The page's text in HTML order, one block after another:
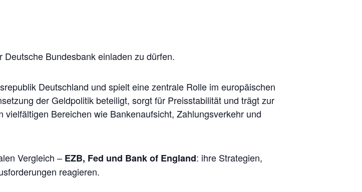
Bundesbank einladen zu dürfen.
Deutschland und spielt eine zentrale Rolle im europäischen
der Geldpolitik beteiligt, sorgt für Preisstabilität und trägt zur
Bereichen wie Bankenaufsicht, Zahlungsverkehr und
Vergleich – EZB, Fed und Bank of England: ihre Strategien,
reagieren.